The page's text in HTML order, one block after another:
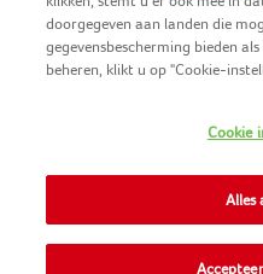
doorgegeven aan landen die
gegevensbescherming bieden
beheren, klikt u op "Cookie-
Cookie
Alles